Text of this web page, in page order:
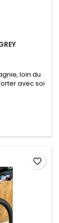
loin du
avec soi
: manger
de chaque
est le
gravel
favorite_border